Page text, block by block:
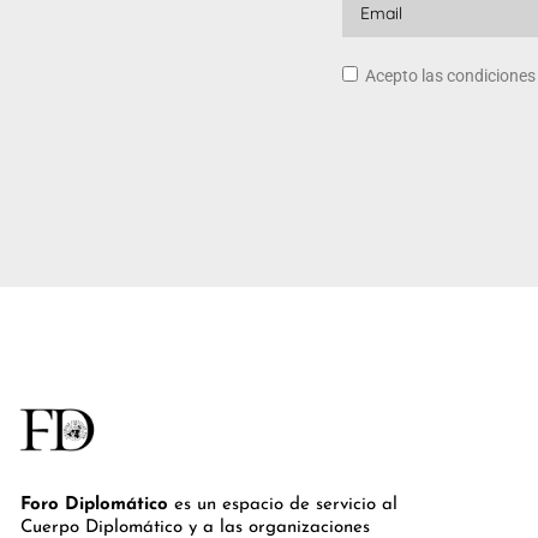
Acepto las
Foro Diplomático es un espacio de servicio al
Cuerpo Diplomático y a las organizaciones